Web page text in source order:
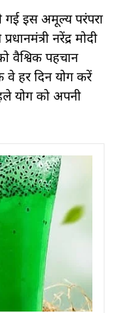
गई इस अमूल्य परंपरा
नरेंद्र मोदी
वैश्विक पहचान
वे हर दिन योग करें
योग को अपनी